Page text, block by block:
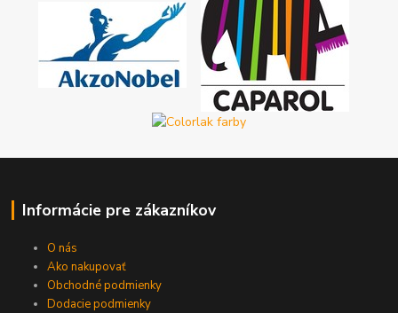
Informácie pre zákazníkov
O nás
Ako nakupovať
Obchodné podmienky
Dodacie podmienky